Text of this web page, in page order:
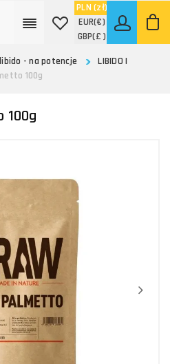
PLN (zł)
EUR(€)
GBP(£ )
- na potencje
LIBIDO I
100g
100g